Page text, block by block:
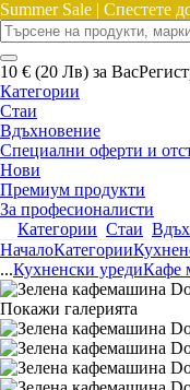
Summer Sale | Спестете
10 € (20 Лв) за Вас
Категории
Стаи
Вдъхновение
Специални оферти и
Нови
Премиум продукти
За професионалисти
Категории Стаи
НачалоКатегории
...Кухненски уредиКафе
Покажи галерията